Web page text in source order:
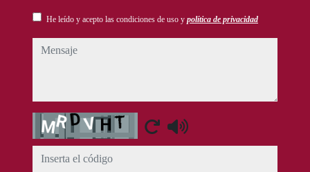
He leído y acepto las condiciones de uso y política de privacidad
mensaje
Captcha